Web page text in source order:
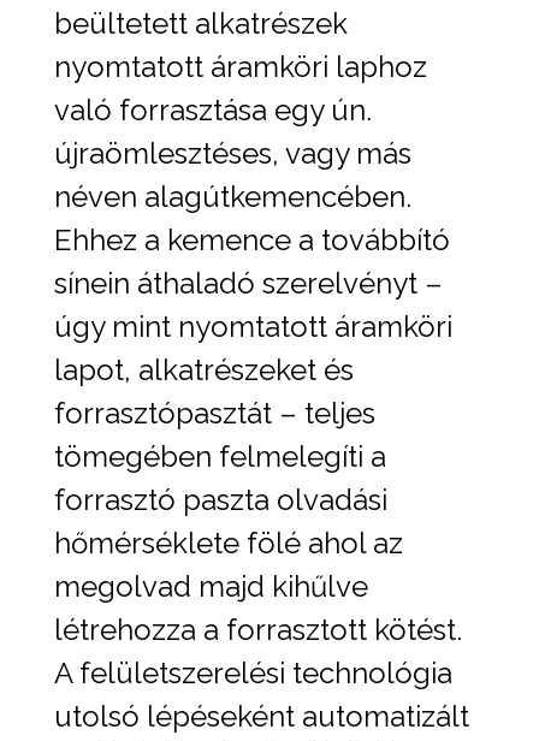
beültetett alkatrészek
nyomtatott áramköri laphoz
való forrasztása egy ún.
újraömlesztéses, vagy más
néven alagútkemencében.
Ehhez a kemence a továbbító
sínein áthaladó szerelvényt –
úgy mint nyomtatott áramköri
lapot, alkatrészeket és
forrasztópasztát – teljes
tömegében felmelegíti a
forrasztó paszta olvadási
hőmérséklete fölé ahol az
megolvad majd kihűlve
létrehozza a forrasztott kötést.
A felületszerelési technológia
utolsó lépéseként automatizált